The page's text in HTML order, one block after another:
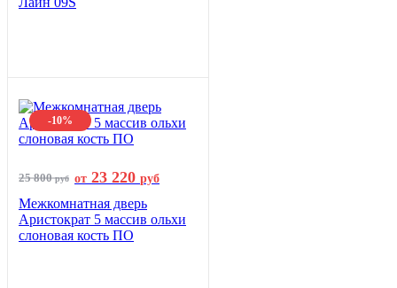
-10%
25 800руб от 23 220 руб
Межкомнатная дверь
Аристократ 5 массив ольхи
слоновая кость ПО